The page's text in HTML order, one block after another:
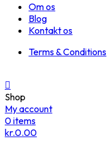
Om os
Blog
Kontakt os
Terms & Conditions
Shop
My account
0items
kr.0.00